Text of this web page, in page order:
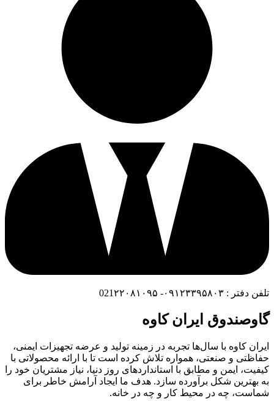
تلفن دفتر : ۰۹۱۲۳۳۹۵۸۰۳- 021۲۲۰۸۱۰۹۵
گاوصندوق ایران کاوه
ایران کاوه با سال‌ها تجربه در زمینه تولید و عرضه تجهیزات ایمنی،
حفاظتی و صنعتی، همواره تلاش کرده است تا با ارائه محصولاتی با
کیفیت، ایمن و مطابق با استانداردهای روز دنیا، نیاز مشتریان خود را
به بهترین شکل برآورده سازد. هدف ما ایجاد آرامش خاطر برای
شماست، چه در محیط کار و چه در خانه.